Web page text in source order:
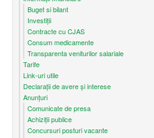
Buget si bilant
Investiții
Contracte cu CJAS
Consum medicamente
Transparenta veniturilor salariale
Tarife
Link-uri utile
Declarații de avere și interese
Anunțuri
Comunicate de presa
Achiziții publice
Concursuri posturi vacante